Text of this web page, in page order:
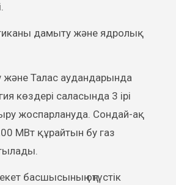
дамыту және ядролық
Талас аудандарында
көздері саласында 3 ірі
жоспарлануда. Сондай-ақ
МВт құрайтын бу газ
басшысының оңтүстік